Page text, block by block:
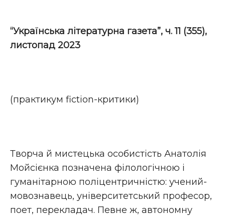
“Українська літературна газета”, ч. 11 (355),
листопад 2023
(практикум fiction-критики)
Творча й мистецька особистість Анатолія
Мойсієнка позначена філологічною і
гуманітарною поліцентричністю: учений-
мовознавець, університетський професор,
поет, перекладач. Певне ж, автономну